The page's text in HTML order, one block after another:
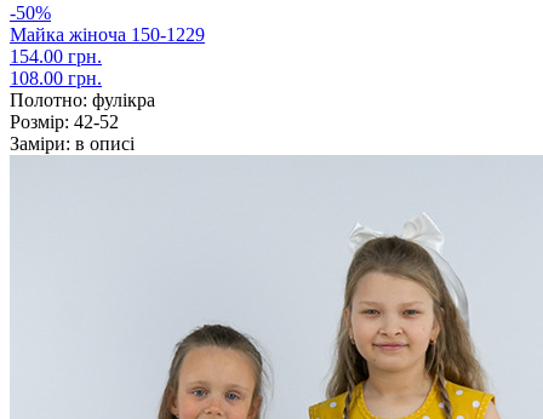
-50%
Майка жіноча 150-1229
154.00 грн.
108.00 грн.
Полотно: фулікра
Розмір: 42-52
Заміри: в описі